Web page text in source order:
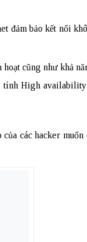
đảm bảo kết nối
cũng như khả
tính High
các hacker